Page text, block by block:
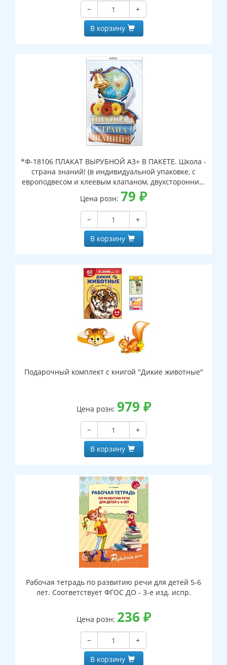
−
+
В корзину
*Ф-18106 ПЛАКАТ ВЫРУБНОЙ А3+ В ПАКЕТЕ. Школа -
страна знаний! (в индивидуальной упаковке, с
европодвесом и клеевым клапаном, двухсторонний,
ВД-лак)
Цена розн: 79 ₽
−
+
В корзину
Подарочный комплект с книгой "Дикие животные"
Цена розн: 979 ₽
−
+
В корзину
Рабочая тетрадь по развитию речи для детей 5-6
лет. Соответствует ФГОС ДО - 3-е изд. испр.
Цена розн: 236 ₽
−
+
В корзину